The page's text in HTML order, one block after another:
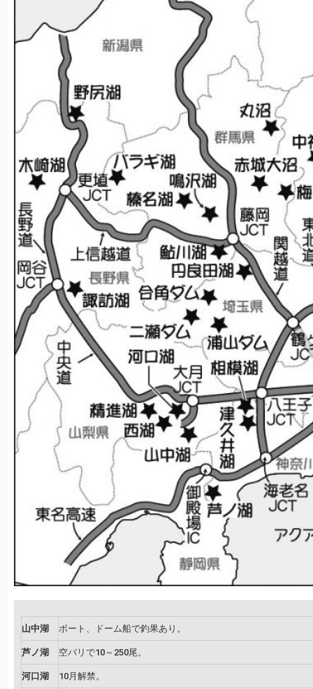
山中湖 ボート、ドーム船で釣果あり。
芦ノ湖 空バリで10～250尾。
河口湖 10月解禁。